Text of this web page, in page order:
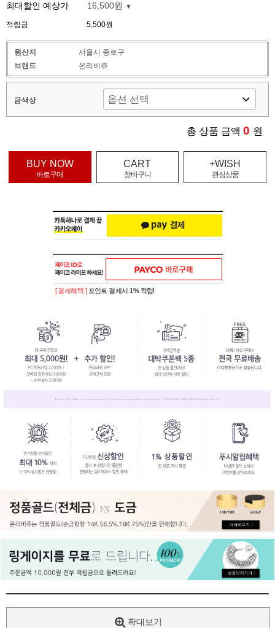
최대할인 예상가
16,500원
적립금 5,500원
원산지
서울시 종로구
브랜드
온리비쥬
금색상
총 상품 금액 0 원
BUY NOW
바로구매
CART
장바구니
+WISH
관심상품
페이코 ID로
PAYCO 바로
[ 결제혜택 ] 포인트 결제시 1% 적립!
확대보기